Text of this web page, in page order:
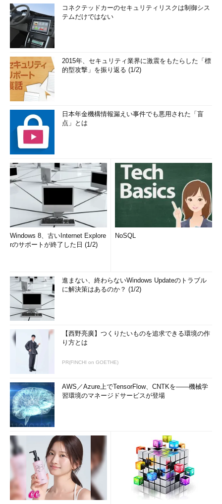
コネクテッドカーのセキュリティリスクは制御シス
テムだけではない
2015年、セキュリティ業界に激震をもたらした「標
的型攻撃」を振り返る (1/2)
日本年金機構情報漏えい事件でも悪用された「盲
点」とは
Windows 8、古いInternet Explore
rのサポートが終了した日 (1/2)
NoSQL
進まない、終わらないWindows Updateのトラブル
に解決策はあるのか？ (1/2)
【西野亮廣】つくりたいものを追求できる環境の作
り方とは
PR(FINCHI on GOETHE)
AWS／Azure上でTensorFlow、CNTKを――機械学
習環境のマネージドサービスが登場